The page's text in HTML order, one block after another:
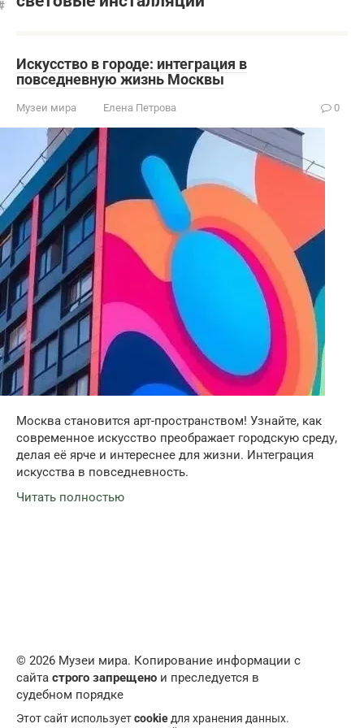
Искусство в городе: интеграция в
повседневную жизнь Москвы
Музеи мира Елена Петрова 0
Москва становится арт-пространством! Узнайте, как
современное искусство преображает городскую среду,
делая её ярче и интереснее для жизни. Интеграция
искусства в повседневность.
Читать полностью
© 2026 Музеи мира. Копирование информации с
сайта строго запрещено и преследуется в
судебном порядке
Этот сайт используетcookie для хранения данных.